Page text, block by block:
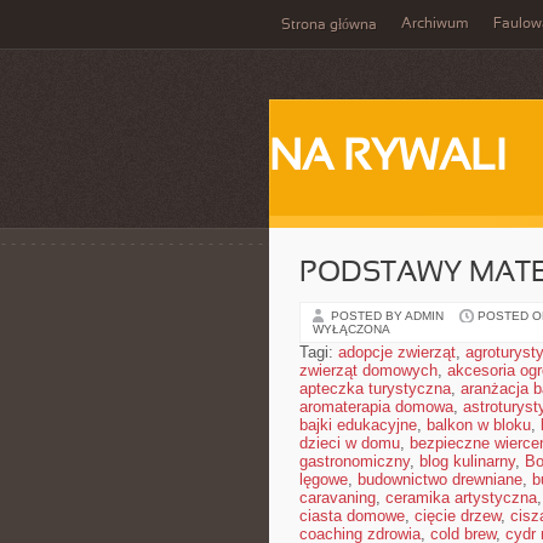
Strona główna Archiwum
NA RYWALI
PODSTAWY
POSTED BY ADMIN POSTED
WYŁĄCZONA
Tagi: adopcje zwierząt,
zwierząt domowych, akcesoria
apteczka turystyczna, aranżacja
aromaterapia domowa,
bajki edukacyjne, balkon w bloku,
dzieci w domu, bezpieczne
gastronomiczny, blog kulinarny,
lęgowe, budownictwo drewniane,
caravaning, ceramika artystyczna,
ciasta domowe, cięcie drzew,
coaching zdrowia, cold brew, cydr